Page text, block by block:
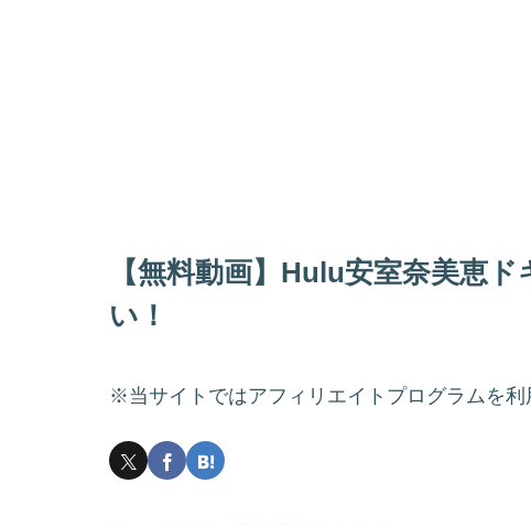
【無料動画】Hulu安室奈美恵
い！
※当サイトではアフィリエイトプログラムを